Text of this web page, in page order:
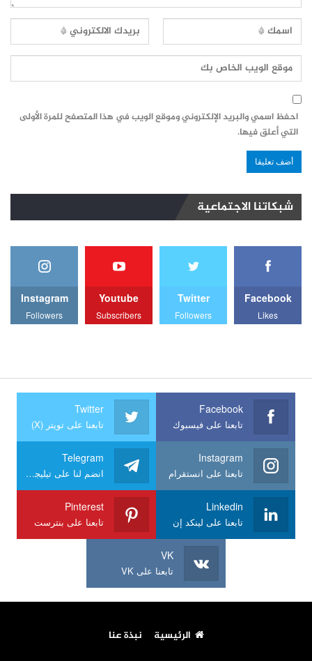
احفظ اسمي والبريد الإلكتروني وموقع الويب في هذا المتصفح للمرة الأولى
التي أعلق فيها.
شبكاتنا الاجتماعية
Facebook
Likes
Twitter
Followers
Youtube
Subscribers
Instagram
Followers
Facebook
تابعنا على فيسبوك
Twitter
تابعنا على تويتر (X)
Instagram
تابعنا على انستقرام
Telegram
انضم لنا على تيليجرام
Linkedin
تابعنا على لينكد إن
Pinterest
تابعنا على بنترست
VK
تابعنا على VK
الرئيسية نبذة عنا